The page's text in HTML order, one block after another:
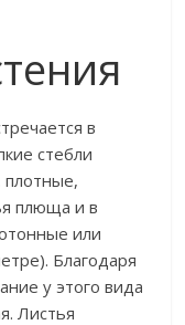
в
стебли
плотные,
плюща и в
или
Благодаря
у этого вида
Листья